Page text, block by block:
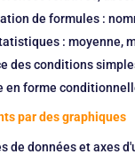
de formules :
: moyenne,
des conditions
en forme
par des graphiques
de données et axes